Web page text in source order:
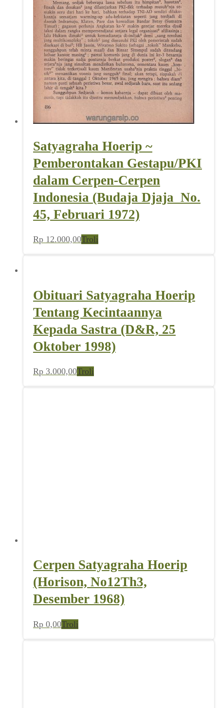
Satyagraha Hoerip ~
Pemberontakan Gestapu/PKI
dalam Cerpen-Cerpen
Indonesia (Budaja Djaja_No.
45, Februari 1972)
Rp 12.000,00Troli
Obituari Satyagraha Hoerip
Tentang Kecintaannya
Kepada Sastra (D&R, 25
Oktober 1998)
Rp 3.000,00Troli
Cerpen Satyagraha Hoerip
(Horison, No12Th3,
Desember 1968)
Rp 0,00Troli